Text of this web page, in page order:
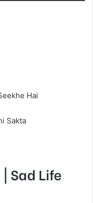
Hai
Sakta
Sad Life